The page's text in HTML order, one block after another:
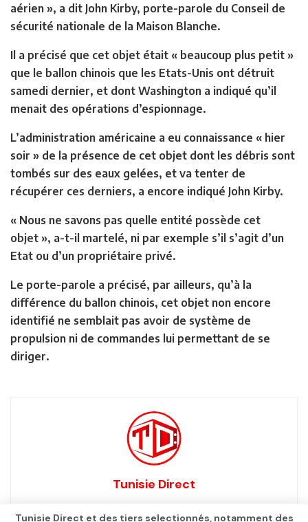
aérien », a dit John Kirby, porte-parole du Conseil de
sécurité nationale de la Maison Blanche.
Il a précisé que cet objet était « beaucoup plus petit »
que le ballon chinois que les Etats-Unis ont détruit
samedi dernier, et dont Washington a indiqué qu’il
menait des opérations d’espionnage.
L’administration américaine a eu connaissance « hier
soir » de la présence de cet objet dont les débris sont
tombés sur des eaux gelées, et va tenter de
récupérer ces derniers, a encore indiqué John Kirby.
« Nous ne savons pas quelle entité possède cet
objet », a-t-il martelé, ni par exemple s’il s’agit d’un
Etat ou d’un propriétaire privé.
Le porte-parole a précisé, par ailleurs, qu’à la
différence du ballon chinois, cet objet non encore
identifié ne semblait pas avoir de système de
propulsion ni de commandes lui permettant de se
diriger.
Tunisie Direct
Tunisie Direct et des tiers selectionnés, notamment des